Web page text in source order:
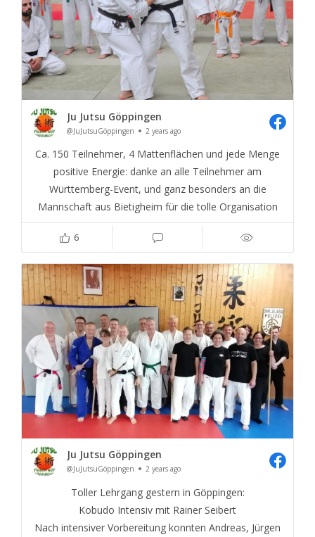
Ju Jutsu Göppingen
@JuJutsuGöppingen 2 years ago
Ca. 150 Teilnehmer, 4 Mattenflächen und jede Menge
positive Energie: danke an alle Teilnehmer am
Württemberg-Event, und ganz besonders an die
Mannschaft aus Bietigheim für die tolle Organisation
6
Ju Jutsu Göppingen
@JuJutsuGöppingen 2 years ago
Toller Lehrgang gestern in Göppingen:
Kobudo Intensiv mit Rainer Seibert
Nach intensiver Vorbereitung konnten Andreas, Jürgen